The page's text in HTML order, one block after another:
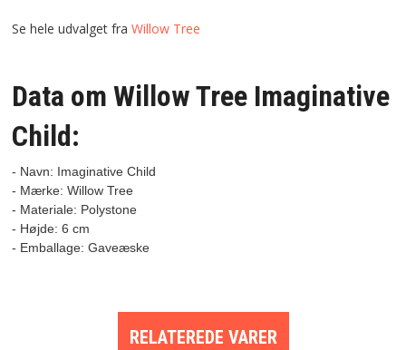
Se hele udvalget fra Willow Tree
Data om Willow Tree Imaginative
Child:
- Navn: Imaginative Child
- Mærke: Willow Tree
- Materiale: Polystone
- Højde: 6 cm
- Emballage: Gaveæske
RELATEREDE VARER